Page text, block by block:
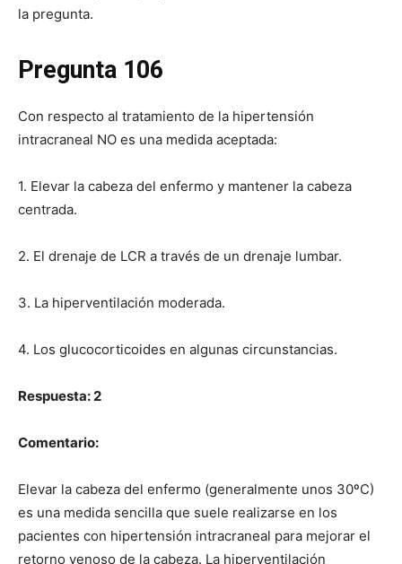
la pregunta.
Pregunta 106
Con respecto al tratamiento de la hipertensión
intracraneal NO es una medida aceptada:
1. Elevar la cabeza del enfermo y mantener la cabeza
centrada.
2. El drenaje de LCR a través de un drenaje lumbar.
3. La hiperventilación moderada.
4. Los glucocorticoides en algunas circunstancias.
Respuesta: 2
Comentario:
Elevar la cabeza del enfermo (generalmente unos 30ºC)
es una medida sencilla que suele realizarse en los
pacientes con hipertensión intracraneal para mejorar el
retorno venoso de la cabeza. La hiperventilación